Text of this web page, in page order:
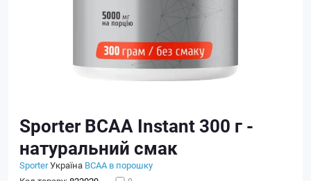
Sporter BCAA Instant 300 г -
натуральний смак
SporterУкраїна BCAA в порошку